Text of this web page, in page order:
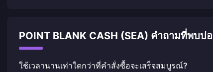
POINT BLANK CASH (SEA) คำถามที่พบบ่
ใช้เวลานานเท่าใดกว่าที่คำสั่งซื้อจะเสร็จสมบูรณ์?